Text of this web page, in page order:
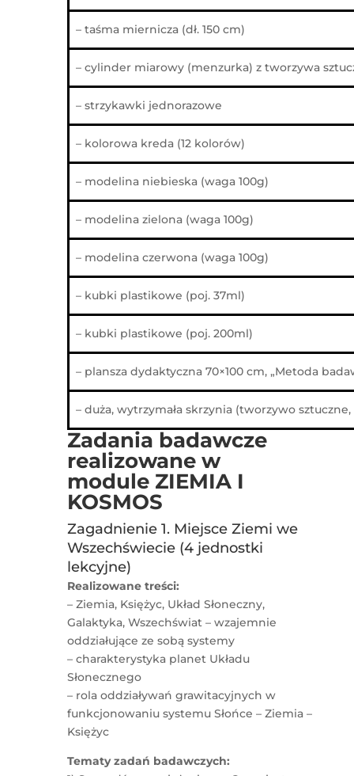
– taśma miernicza (dł. 150 cm)
– cylinder miarowy (menzurka) z tworzywa
– strzykawki jednorazowe
– kolorowa kreda (12 kolorów)
– modelina niebieska (waga 100g)
– modelina zielona (waga 100g)
– modelina czerwona (waga 100g)
– kubki plastikowe (poj. 37ml)
– kubki plastikowe (poj. 200ml)
– plansza dydaktyczna 70×100 cm, „Metoda
– duża, wytrzymała skrzynia (tworzywo
Zadania badawcze
realizowane w
module ZIEMIA I
KOSMOS
Zagadnienie 1. Miejsce Ziemi we
Wszechświecie (4 jednostki
lekcyjne)
Realizowane treści:
– Ziemia, Księżyc, Układ Słoneczny,
Galaktyka, Wszechświat – wzajemnie
oddziałujące ze sobą systemy
– charakterystyka planet Układu
Słonecznego
– rola oddziaływań grawitacyjnych w
funkcjonowaniu systemu Słońce – Ziemia –
Księżyc
Tematy zadań badawczych: